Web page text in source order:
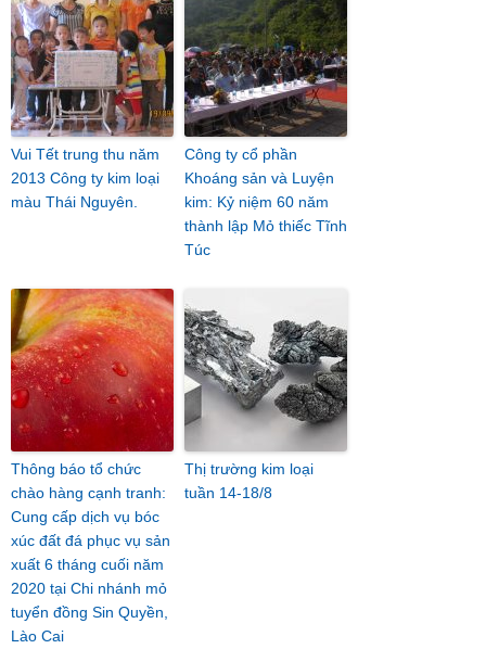
Vui Tết trung thu năm
2013 Công ty kim loại
màu Thái Nguyên.
Công ty cổ phần
Khoáng sản và Luyện
kim: Kỷ niệm 60 năm
thành lập Mỏ thiếc Tĩnh
Túc
Thông báo tổ chức
chào hàng cạnh tranh:
Cung cấp dịch vụ bóc
xúc đất đá phục vụ sản
xuất 6 tháng cuối năm
2020 tại Chi nhánh mỏ
tuyển đồng Sin Quyền,
Lào Cai
Thị trường kim loại
tuần 14-18/8